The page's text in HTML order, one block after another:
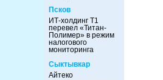
Псков
ИТ-холдинг Т1
перевел «Титан-
Полимер» в режим
налогового
мониторинга
Сыктывкар
Айтеко